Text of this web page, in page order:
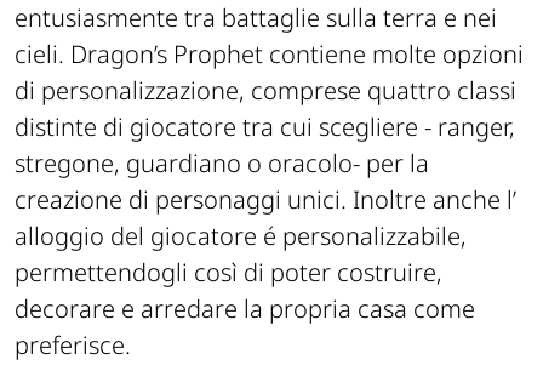
entusiasmente tra battaglie sulla terra e nei
cieli. Dragon’s Prophet contiene molte opzioni
di personalizzazione, comprese quattro classi
distinte di giocatore tra cui scegliere - ranger,
stregone, guardiano o oracolo- per la
creazione di personaggi unici. Inoltre anche l’
alloggio del giocatore é personalizzabile,
permettendogli così di poter costruire,
decorare e arredare la propria casa come
preferisce.